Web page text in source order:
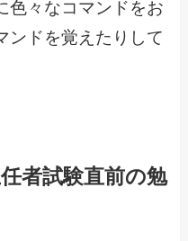
色々なコマンドをお
ンドを覚えたりして
者試験直前の勉